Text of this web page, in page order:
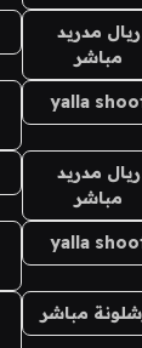
ريال مدريد
مباشر
yalla
ريال مدريد
مباشر
yalla
مباشر